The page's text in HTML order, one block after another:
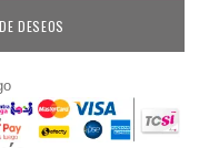
DESEOS